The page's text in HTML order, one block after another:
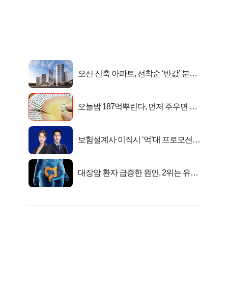
오산 신축 아파트, 선착순 ‘반값’ 분양
오늘밤 187억뿌린다, 먼저 주우면 최
보험설계사 이직시 ‘억’대 프로모션!
대장암 환자 급증한 원인, 2위는 유산